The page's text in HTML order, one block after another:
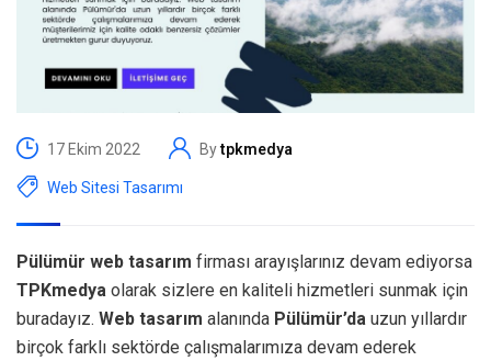
17 Ekim 2022 Bytpkmedya
Web Sitesi Tasarımı
Pülümür web tasarım firması arayışlarınız devam ediyorsa
TPKmedya olarak sizlere en kaliteli hizmetleri sunmak için
buradayız. Web tasarım alanında Pülümür’da uzun yıllardır
birçok farklı sektörde çalışmalarımıza devam ederek